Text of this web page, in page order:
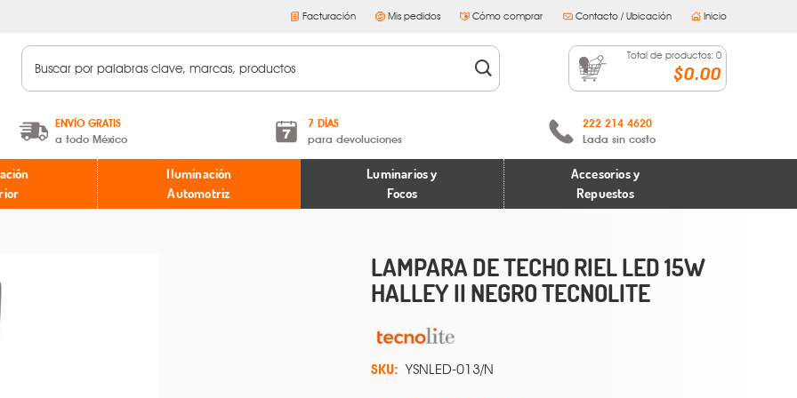
Facturación Mis pedidos Cómo comprar Contacto / Ubicación Inicio
Total de productos: 0
$0.00
ENVÍO GRATIS
a todo México
A partir de $599 MXN.
* Aplican restricciones
7 DÍAS
para devoluciones
Términos y condiciones
Políticas de devoluciones
222 214 4620
Lada sin costo
Iluminación
Automotriz
Luminarios y
Focos
Accesorios y
Repuestos
LAMPARA DE TECHO RIEL LED 15W
HALLEY II NEGRO TECNOLITE
SKU: YSNLED-013/N